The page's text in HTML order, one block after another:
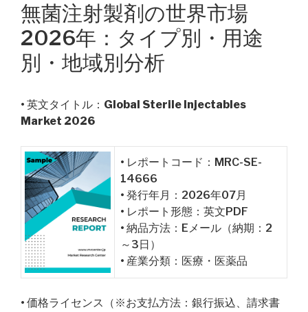
無菌注射製剤の世界市場
2026年：タイプ別・用途
別・地域別分析
• 英文タイトル： Global Sterile Injectables
Market 2026
• レポートコード：MRC-SE-
14666
• 発行年月：2026年07月
• レポート形態：英文PDF
• 納品方法：Eメール（納期：2
～3日）
• 産業分類：医療・医薬品
• 価格ライセンス（※お支払方法：銀行振込、請求書